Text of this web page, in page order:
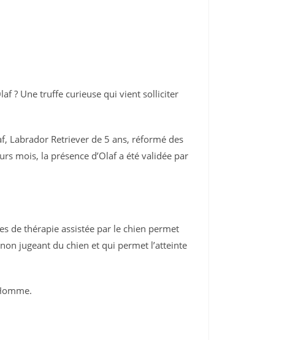
? Une truffe curieuse qui vient solliciter
Labrador Retriever de 5 ans, réformé des
mois, la présence d’Olaf a été validée par
de thérapie assistée par le chien permet
jugeant du chien et qui permet l’atteinte